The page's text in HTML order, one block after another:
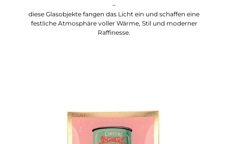
–
diese Glasobjekte fangen das Licht ein und schaffen eine
festliche Atmosphäre voller Wärme, Stil und moderner
Raffinesse.